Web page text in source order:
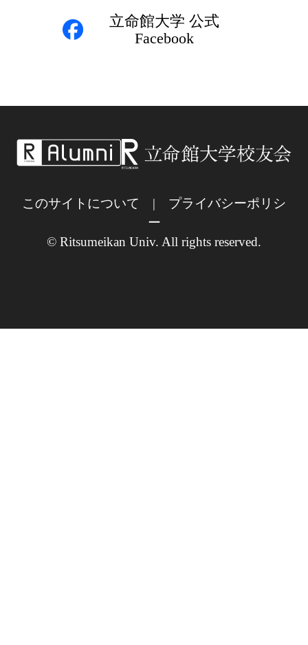
立命館大学 公式
Facebook
このサイトについて | プライバシーポリシ
ー
© Ritsumeikan Univ. All rights reserved.